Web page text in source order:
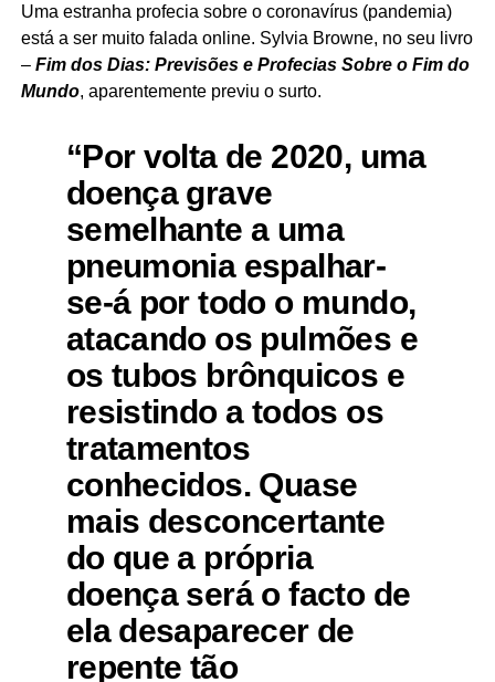
Uma estranha profecia sobre o coronavírus (pandemia)
está a ser muito falada online. Sylvia Browne, no seu livro
– Fim dos Dias: Previsões e Profecias Sobre o Fim do
Mundo, aparentemente previu o surto.
“Por volta de 2020, uma
doença grave
semelhante a uma
pneumonia espalhar-
se-á por todo o mundo,
atacando os pulmões e
os tubos brônquicos e
resistindo a todos os
tratamentos
conhecidos. Quase
mais desconcertante
do que a própria
doença será o facto de
ela desaparecer de
repente tão